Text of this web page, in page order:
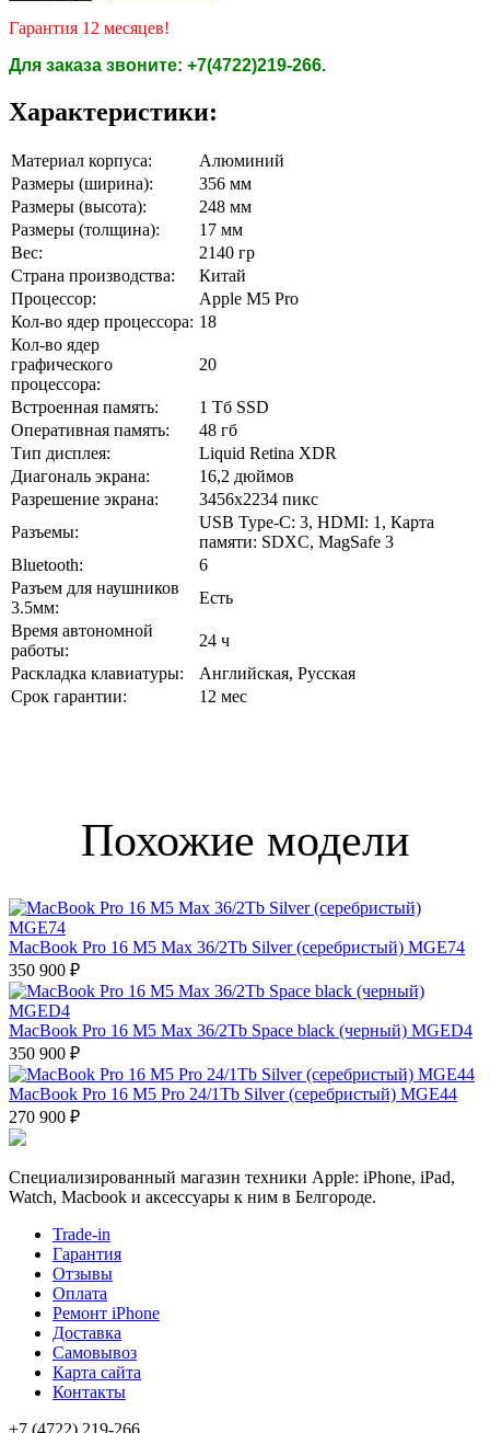
Гарантия 12 месяцев!
Для заказа звоните: +7(4722)219-266.
Характеристики:
Материал корпуса:
Алюминий
Размеры (ширина):
356 мм
Размеры (высота):
248 мм
Размеры (толщина):
17 мм
Вес:
2140 гр
Страна производства:
Китай
Процессор:
Apple M5 Pro
Кол-во ядер процессора: 18
Кол-во ядер
графического
процессора:
20
Встроенная память:
1 Tб SSD
Оперативная память:
48 гб
Тип дисплея:
Liquid Retina XDR
Диагональ экрана:
16,2 дюймов
Разрешение экрана:
3456x2234 пикс
Разъемы:
USB Type-C: 3, HDMI: 1, Карта
памяти: SDXC, MagSafe 3
Bluetooth:
6
Разъем для наушников
3.5мм:
Есть
Время автономной
работы:
24 ч
Раскладка клавиатуры:
Английская, Русская
Срок гарантии:
12 мес
Похожие модели
MacBook Pro 16 M5 Max 36/2Tb Silver (серебристый) MGE74
350 900 ₽
MacBook Pro 16 M5 Max 36/2Tb Space black (черный) MGED4
350 900 ₽
MacBook Pro 16 M5 Pro 24/1Tb Silver (серебристый) MGE44
270 900 ₽
Специализированный магазин техники Apple: iPhone, iPad,
Watch, Macbook и аксессуары к ним в Белгороде.
Trade-in
Гарантия
Отзывы
Оплата
Ремонт iPhone
Доставка
Самовывоз
Карта сайта
Контакты
+7 (4722) 219-266